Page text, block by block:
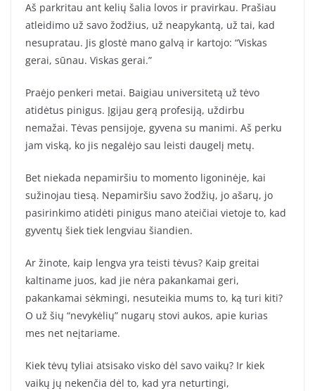
Aš parkritau ant kelių šalia lovos ir pravirkau. Prašiau
atleidimo už savo žodžius, už neapykantą, už tai, kad
nesupratau. Jis glostė mano galvą ir kartojo: “Viskas
gerai, sūnau. Viskas gerai.”
Praėjo penkeri metai. Baigiau universitetą už tėvo
atidėtus pinigus. Įgijau gerą profesiją, uždirbu
nemažai. Tėvas pensijoje, gyvena su manimi. Aš perku
jam viską, ko jis negalėjo sau leisti daugelį metų.
Bet niekada nepamiršiu to momento ligoninėje, kai
sužinojau tiesą. Nepamiršiu savo žodžių, jo ašarų, jo
pasirinkimo atidėti pinigus mano ateičiai vietoje to, kad
gyventų šiek tiek lengviau šiandien.
Ar žinote, kaip lengva yra teisti tėvus? Kaip greitai
kaltiname juos, kad jie nėra pakankamai geri,
pakankamai sėkmingi, nesuteikia mums to, ką turi kiti?
O už šių “nevykėlių” nugarų stovi aukos, apie kurias
mes net neįtariame.
Kiek tėvų tyliai atsisako visko dėl savo vaikų? Ir kiek
vaikų jų nekenčia dėl to, kad yra neturtingi,